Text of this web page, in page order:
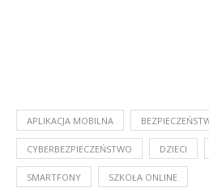
APLIKACJA MOBILNA
CYBERBEZPIECZEŃSTWO DZIECI
SMARTFONY SZKOŁA ONLINE